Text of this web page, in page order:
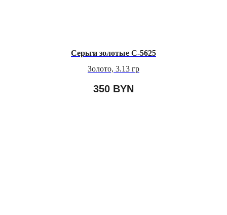
Серьги золотые С-5625
Золото, 3.13 гр
350 BYN